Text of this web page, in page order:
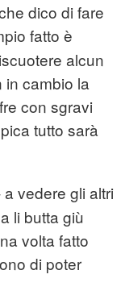
dico di fare
fatto è
alcun
in cambio la
con sgravi
tutto sarà
a vedere gli altri
li butta giù
volta fatto
di poter